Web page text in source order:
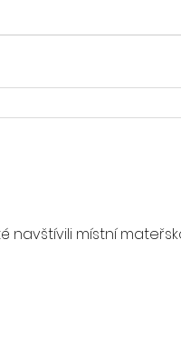
navštívili místní